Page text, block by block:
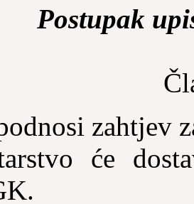
Postupak
zahtjev
će